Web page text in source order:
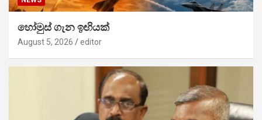
හෝමුස් ගැන ඉඟියක්
August 5, 2026 editor